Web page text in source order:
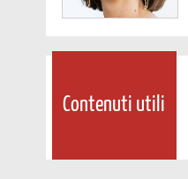
Contenuti utili